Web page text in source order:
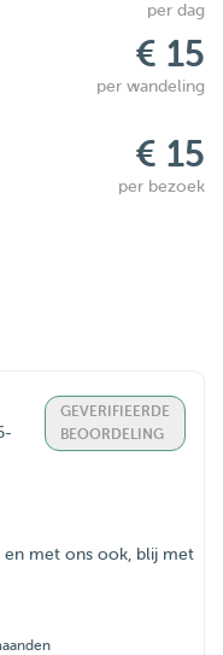
per dag
€ 15
per wandeling
€ 15
per bezoek
GEVERIFIEERDE
BEOORDELING
met ons ook, blij met